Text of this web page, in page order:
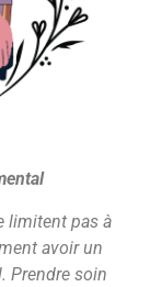
limitent pas à
avoir un
Prendre soin